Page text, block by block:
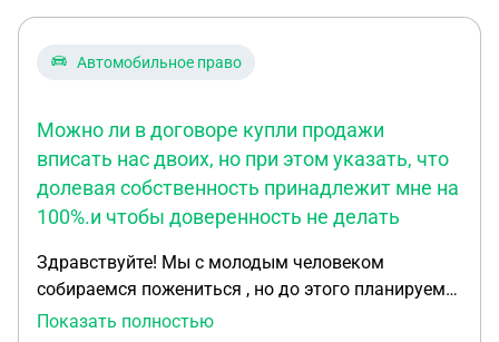
Автомобильное право
Можно ли в договоре купли продажи
вписать нас двоих, но при этом указать, что
долевая собственность принадлежит мне на
100%.и чтобы доверенность не делать
Здравствуйте! Мы с молодым человеком
собираемся пожениться , но до этого планируем
купить автомобиль. Деньги на машину вношу я,
Показать полностью